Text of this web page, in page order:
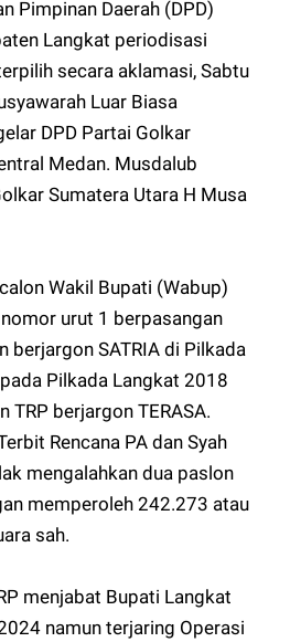
Pimpinan Daerah (DPD)
Langkat periodisasi
secara aklamasi, Sabtu
Luar Biasa
DPD Partai Golkar
Medan. Musdalub
Sumatera Utara H Musa
Wakil Bupati (Wabup)
urut 1 berpasangan
berjargon SATRIA di Pilkada
Pilkada Langkat 2018
TRP berjargon TERASA.
Rencana PA dan Syah
mengalahkan dua paslon
memperoleh 242.273 atau
sah.
menjabat Bupati Langkat
namun terjaring Operasi